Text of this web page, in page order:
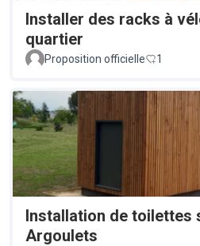
Installer des racks à
quartier
Proposition officielle 1
Installation de toilettes
Argoulets